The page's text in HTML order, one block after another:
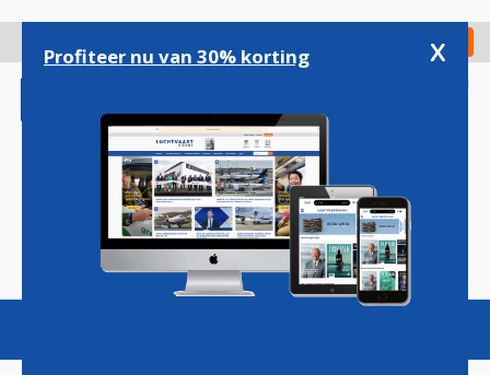
gaan
Check in
Magazine Podcasts Vacatures
Profiteer nu van 30% korting x